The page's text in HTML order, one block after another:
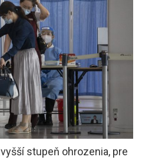
stupeň ohrozenia, pre